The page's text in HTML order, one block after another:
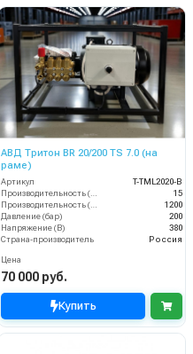
АВД Тритон BR 20/200 TS 7.0 (на
раме)
Артикул
T-TML2020-B
15
1200
Давление (бар)
200
Напряжение (В)
380
Страна-производитель
Россия
Цена
70 000 руб.
Купить